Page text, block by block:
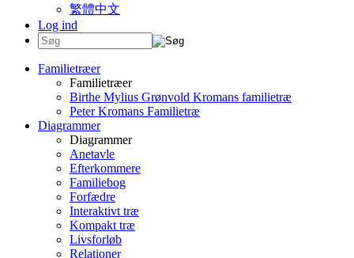
繁體中文
Log ind
Familietræer
Familietræer
Birthe Mylius Grønvold Kromans familietræ
Peter Kromans Familietræ
Diagrammer
Diagrammer
Anetavle
Efterkommere
Familiebog
Forfædre
Interaktivt træ
Kompakt træ
Livsforløb
Relationer